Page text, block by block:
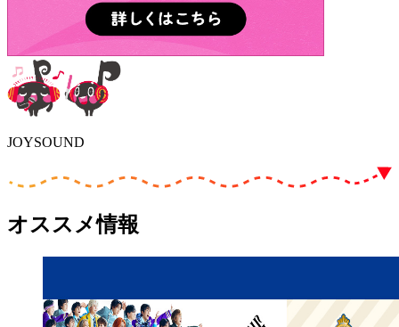
JOYSOUND
オススメ情報